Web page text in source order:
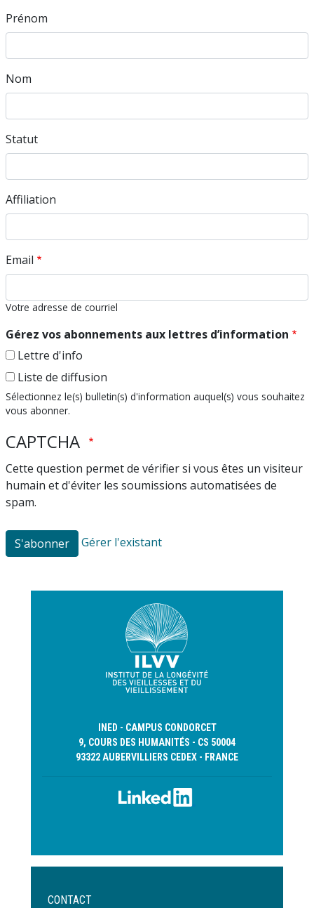
Prénom
Nom
Statut
Affiliation
Email
Votre adresse de courriel
Gérez vos abonnements aux lettres d’information
Lettre d'info
Liste de diffusion
Sélectionnez le(s) bulletin(s) d'information auquel(s) vous souhaitez
vous abonner.
CAPTCHA
Cette question permet de vérifier si vous êtes un visiteur
humain et d'éviter les soumissions automatisées de
spam.
Gérer l'existant
INED - CAMPUS CONDORCET
9, COURS DES HUMANITÉS - CS 50004
93322 AUBERVILLIERS CEDEX - FRANCE
Menu
CONTACT